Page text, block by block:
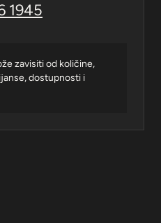
1945
zavisiti od količine,
dostupnosti i